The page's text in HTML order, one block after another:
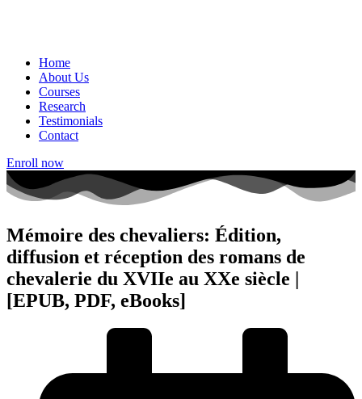
Home
About Us
Courses
Research
Testimonials
Contact
Enroll now
Mémoire des chevaliers: Édition,
diffusion et réception des romans de
chevalerie du XVIIe au XXe siècle |
[EPUB, PDF, eBooks]